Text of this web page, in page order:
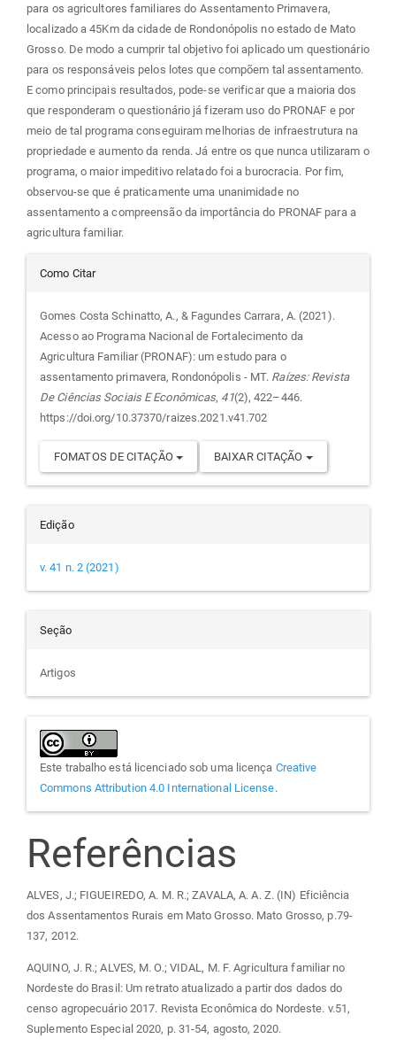
para os agricultores familiares do Assentamento Primavera,
localizado a 45Km da cidade de Rondonópolis no estado de Mato
Grosso. De modo a cumprir tal objetivo foi aplicado um questionário
para os responsáveis pelos lotes que compõem tal assentamento.
E como principais resultados, pode-se verificar que a maioria dos
que responderam o questionário já fizeram uso do PRONAF e por
meio de tal programa conseguiram melhorias de infraestrutura na
propriedade e aumento da renda. Já entre os que nunca utilizaram o
programa, o maior impeditivo relatado foi a burocracia. Por fim,
observou-se que é praticamente uma unanimidade no
assentamento a compreensão da importância do PRONAF para a
agricultura familiar.
Detalhes
do
artigo
Como Citar
Gomes Costa Schinatto, A., & Fagundes Carrara, A. (2021).
Acesso ao Programa Nacional de Fortalecimento da
Agricultura Familiar (PRONAF): um estudo para o
assentamento primavera, Rondonópolis - MT. Raízes: Revista
De Ciências Sociais E Econômicas, 41(2), 422–446.
https://doi.org/10.37370/raizes.2021.v41.702
FOMATOS DE CITAÇÃO BAIXAR CITAÇÃO
Edição
v. 41 n. 2 (2021)
Seção
Artigos
Este trabalho está licenciado sob uma licença Creative
Commons Attribution 4.0 International License.
Referências
ALVES, J.; FIGUEIREDO, A. M. R.; ZAVALA, A. A. Z. (IN) Eficiência
dos Assentamentos Rurais em Mato Grosso. Mato Grosso, p.79-
137, 2012.
AQUINO, J. R.; ALVES, M. O.; VIDAL, M. F. Agricultura familiar no
Nordeste do Brasil: Um retrato atualizado a partir dos dados do
censo agropecuário 2017. Revista Econômica do Nordeste. v.51,
Suplemento Especial 2020, p. 31-54, agosto, 2020.